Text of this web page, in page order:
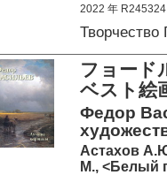
2022 年 R245324
Творчество
フョー
ベスト絵
Федор
Астахов
М., <Белый